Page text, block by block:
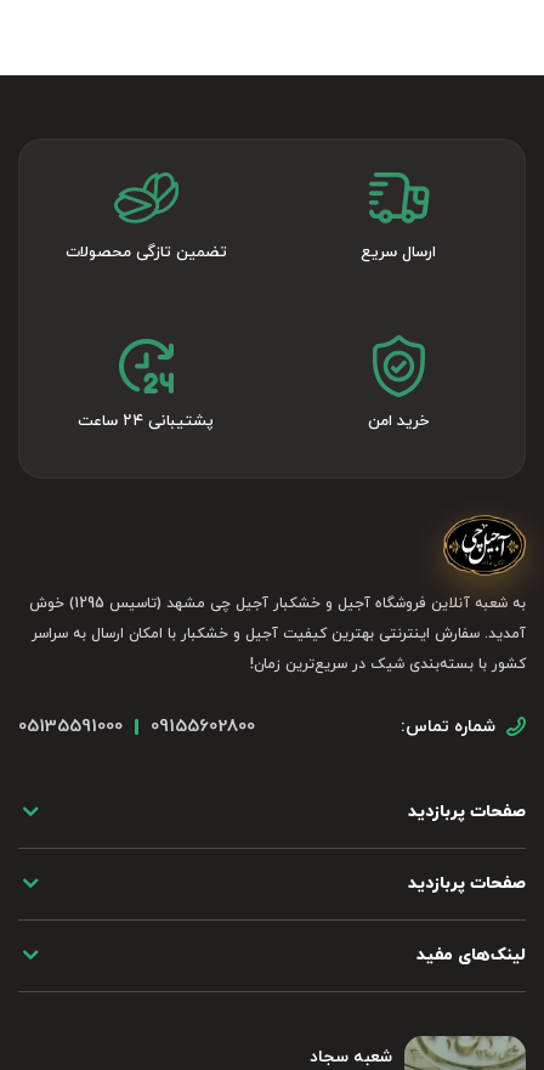
ارسال سریع تضمین تازگی محصولات
خرید امن پشتیبانی ۲۴ ساعت
به شعبه آنلاین فروشگاه آجیل و خشکبار آجیل چی مشهد (تاسیس 1295) خوش
آمدید. سفارش اینترنتی بهترین کیفیت آجیل و خشکبار با امکان ارسال به سراسر
کشور با بسته‌بندی شیک در سریع‌ترین زمان!
شماره تماس: 09155602800
05135591000
صفحات پربازدید
صفحات پربازدید
لینک‌های مفید
شعبه سجاد